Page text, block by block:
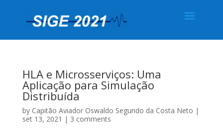
HLA e Microsserviços: Uma
Aplicação para Simulação
Distribuída
by Capitão Aviador Oswaldo Segundo da Costa Neto |
set 13, 2021 | 3 comments